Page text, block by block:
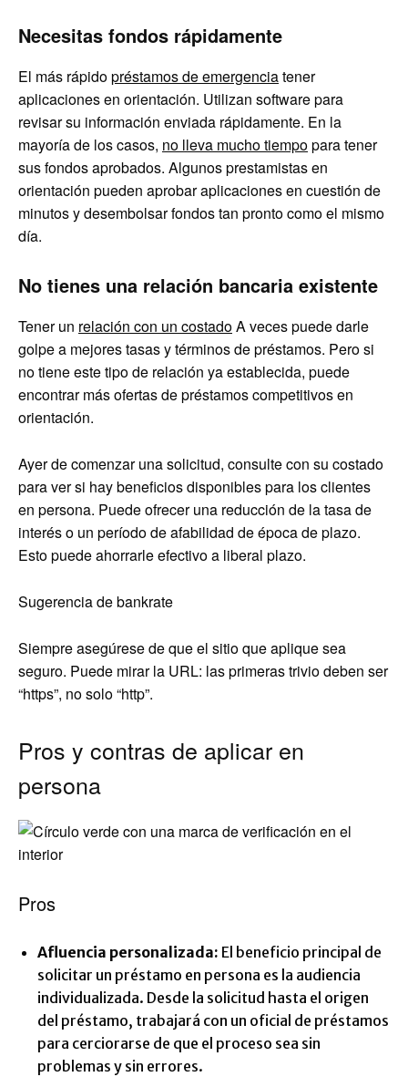
Necesitas fondos rápidamente
El más rápidopréstamos de emergenciatener
aplicaciones en orientación. Utilizan software para
revisar su información enviada rápidamente. En la
mayoría de los casos, no lleva mucho tiempopara tener
sus fondos aprobados. Algunos prestamistas en
orientación pueden aprobar aplicaciones en cuestión de
minutos y desembolsar fondos tan pronto como el mismo
día.
No tienes una relación bancaria existente
Tener un relación con un costadoA veces puede darle
golpe a mejores tasas y términos de préstamos. Pero si
no tiene este tipo de relación ya establecida, puede
encontrar más ofertas de préstamos competitivos en
orientación.
Ayer de comenzar una solicitud, consulte con su costado
para ver si hay beneficios disponibles para los clientes
en persona. Puede ofrecer una reducción de la tasa de
interés o un período de afabilidad de época de plazo.
Esto puede ahorrarle efectivo a liberal plazo.
Sugerencia de bankrate
Siempre asegúrese de que el sitio que aplique sea
seguro. Puede mirar la URL: las primeras trivio deben ser
“https”, no solo “http”.
Pros y contras de aplicar en
persona
Pros
Afluencia personalizada: El beneficio principal de
solicitar un préstamo en persona es la audiencia
individualizada. Desde la solicitud hasta el origen
del préstamo, trabajará con un oficial de préstamos
para cerciorarse de que el proceso sea sin
problemas y sin errores.